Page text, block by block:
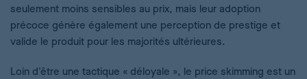
seulement moins sensibles au prix, mais leur adoption
précoce génère également une perception de prestige et
valide le produit pour les majorités ultérieures.
Loin d'être une tactique « déloyale », le price skimming est un